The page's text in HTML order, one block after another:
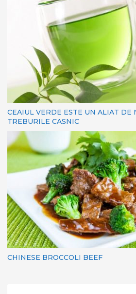
CEAIUL VERDE ESTE UN ALIAT DE
TREBURILE CASNIC
CHINESE BROCCOLI BEEF